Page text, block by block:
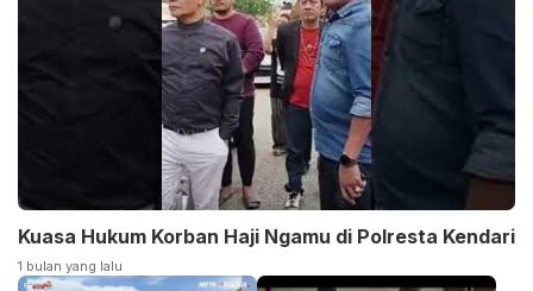
Kuasa Hukum Korban Haji Ngamu di Polresta Kendari
1 bulan yang lalu